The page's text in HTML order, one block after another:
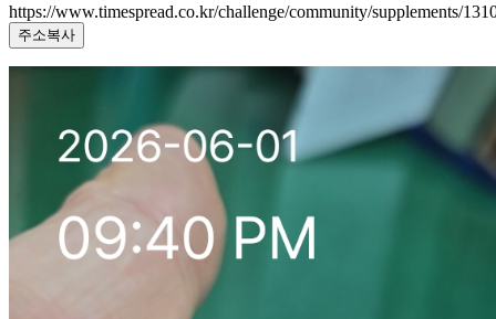
https://www.timespread.co.kr/challenge/community/supplements/
주소복사